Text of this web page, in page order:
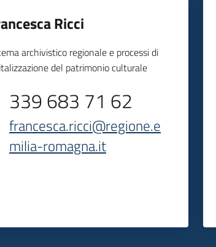
Ricci
archivistico regionale e processi di
del patrimonio culturale
339 683 71 62
francesca.ricci@regione.e
milia-romagna.it